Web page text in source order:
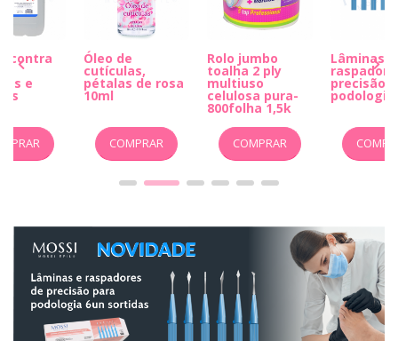
contra
e
Óleo de
cutículas,
pétalas de rosa
10ml
COMPRAR
Rolo jumbo
toalha 2 ply
multiuso
celulosa pura-
800folha 1,5k
COMPRAR
Lâminas e
precisão
podologia